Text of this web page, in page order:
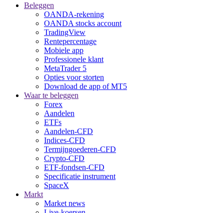
Beleggen
OANDA-rekening
OANDA stocks account
TradingView
Rentepercentage
Mobiele app
Professionele klant
MetaTrader 5
Opties voor storten
Download de app of MT5
Waar te beleggen
Forex
Aandelen
ETFs
Aandelen-CFD
Indices-CFD
Termijngoederen-CFD
Crypto-CFD
ETF-fondsen-CFD
Specificatie instrument
SpaceX
Markt
Market news